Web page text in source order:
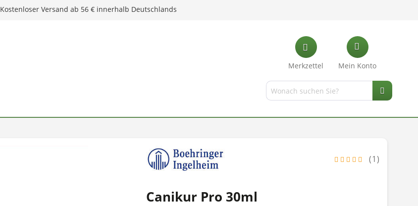
Kostenloser Versand ab 56 € innerhalb Deutschlands
Merkzettel Mein Konto
(1)
Canikur Pro 30ml